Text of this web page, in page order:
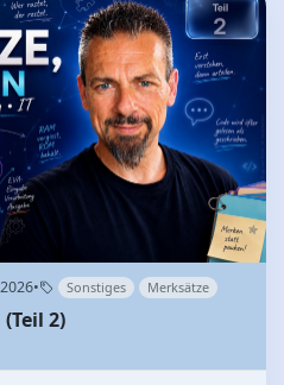
• Sonstiges Merksätze
2)